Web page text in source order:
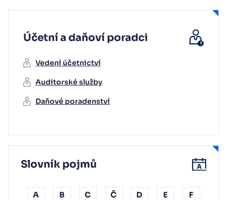
Účetní a daňoví poradci
Vedení účetnictví
Auditorské služby
Daňové poradenství
Slovník pojmů
A B C Č D E F